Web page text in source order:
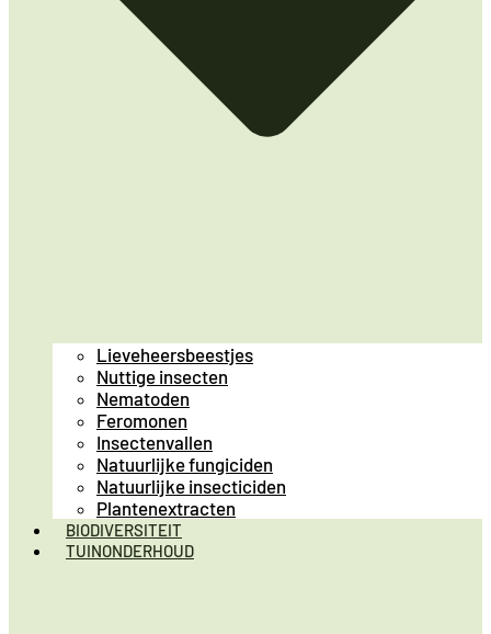
Lieveheersbeestjes
Nuttige insecten
Nematoden
Feromonen
Insectenvallen
Natuurlijke fungiciden
Natuurlijke insecticiden
Plantenextracten
BIODIVERSITEIT
TUINONDERHOUD